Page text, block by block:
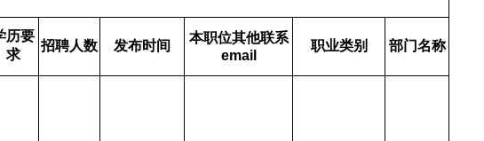
历要
求
招聘人数 发布时间
本职位其他联系
email
职业类别 部门名称